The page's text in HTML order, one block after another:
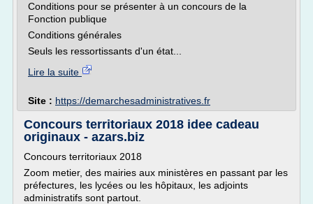
Conditions pour se présenter à un concours de la
Fonction publique
Conditions générales
Seuls les ressortissants d'un état...
Lire la suite
Site : https://demarchesadministratives.fr
Concours territoriaux 2018 idee cadeau
originaux - azars.biz
Concours territoriaux 2018
Zoom metier, des mairies aux ministères en passant par les
préfectures, les lycées ou les hôpitaux, les adjoints
administratifs sont partout.